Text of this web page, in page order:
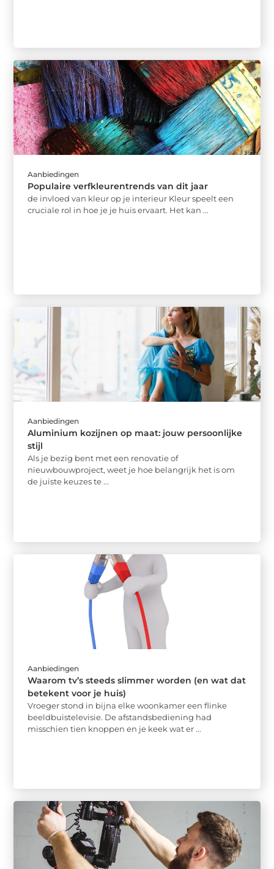
Aanbiedingen
Populaire verfkleurentrends van dit jaar
de invloed van kleur op je interieur Kleur speelt een
cruciale rol in hoe je je huis ervaart. Het kan ...
Aanbiedingen
Aluminium kozijnen op maat: jouw persoonlijke
stijl
Als je bezig bent met een renovatie of
nieuwbouwproject, weet je hoe belangrijk het is om
de juiste keuzes te ...
Aanbiedingen
Waarom tv’s steeds slimmer worden (en wat dat
betekent voor je huis)
Vroeger stond in bijna elke woonkamer een flinke
beeldbuistelevisie. De afstandsbediening had
misschien tien knoppen en je keek wat er ...